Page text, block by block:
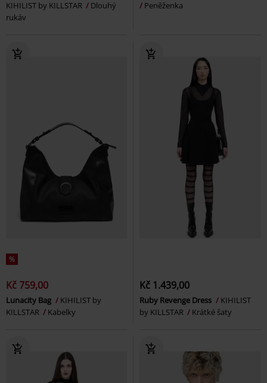
KIHILIST by KILLSTAR
Dlouhý
rukáv
Peněženka
%
Kč 759,00
Lunacity Bag
KIHILIST by
KILLSTAR
Kabelky
Kč 1.439,00
Ruby Revenge Dress
KIHILIST
by KILLSTAR
Krátké šaty